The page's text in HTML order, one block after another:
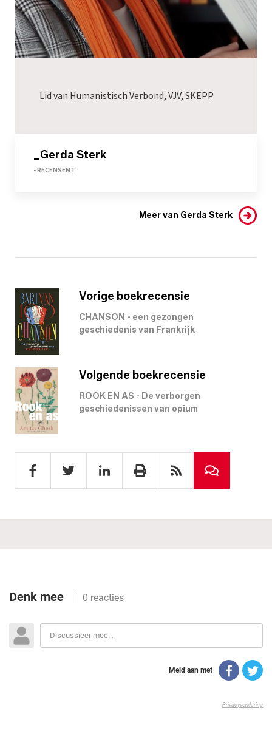
Lid van Humanistisch Verbond, VJV, SKEPP
_Gerda Sterk
- RECENSENT
Meer van Gerda Sterk
Vorige boekrecensie
CHANSON - een gezongen
geschiedenis van Frankrijk
Volgende boekrecensie
ROOK EN AS - De verborgen
geschiedenissen van opium